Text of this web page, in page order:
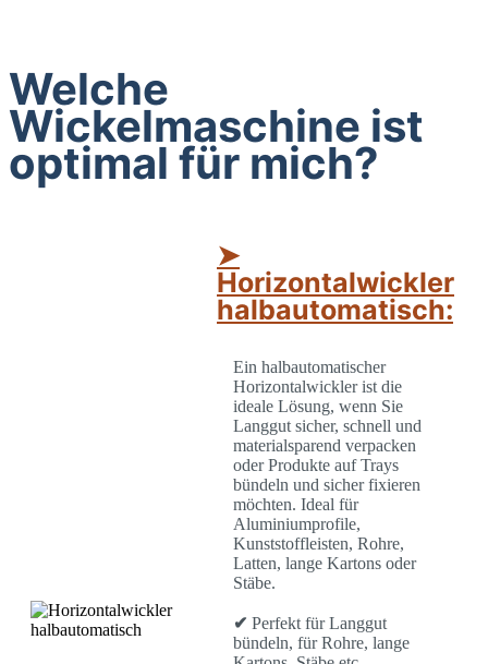
Welche
Wickelmaschine ist
optimal für mich?
➤
Horizontalwickler
halbautomatisch:
Ein halbautomatischer
Horizontalwickler ist die
ideale Lösung, wenn Sie
Langgut sicher, schnell und
materialsparend verpacken
oder Produkte auf Trays
bündeln und sicher fixieren
möchten. Ideal für
Aluminiumprofile,
Kunststoffleisten, Rohre,
Latten, lange Kartons oder
Stäbe.
✔ Perfekt für Langgut
bündeln, für Rohre, lange